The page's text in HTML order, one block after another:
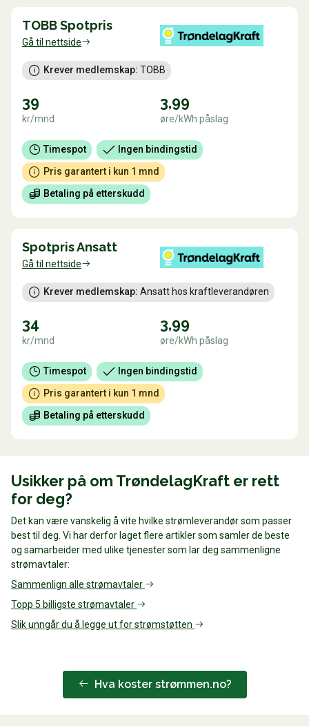
TOBB Spotpris
Gå til nettside
Krever medlemskap: TOBB
39
kr/mnd
3,99
øre/kWh påslag
Timespot
Ingen bindingstid
Pris garantert i kun 1 mnd
Betaling på etterskudd
Spotpris Ansatt
Gå til nettside
Krever medlemskap: Ansatt hos kraftleverandøren
34
kr/mnd
3,99
øre/kWh påslag
Timespot
Ingen bindingstid
Pris garantert i kun 1 mnd
Betaling på etterskudd
Usikker på om TrøndelagKraft er rett
for deg?
Det kan være vanskelig å vite hvilke strømleverandør som passer
best til deg. Vi har derfor laget flere artikler som samler de beste
og samarbeider med ulike tjenester som lar deg sammenligne
strømavtaler:
Sammenlign alle strømavtaler
Topp 5 billigste strømavtaler
Slik unngår du å legge ut for strømstøtten
Hva koster strømmen.no?